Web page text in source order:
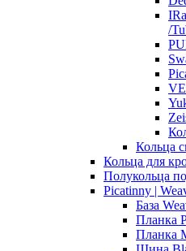
/
Кольца
Кольца для
Полукольца
Picatinny |
База
Планка
Планка